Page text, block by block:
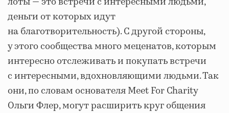
деньги от которых идут
на благотворительность). С другой стороны,
у этого сообщества много меценатов, которым
интересно отслеживать и покупать встречи
с интересными, вдохновляющими людьми. Так
они, по словам основателя Meet For Charity
Ольги Флер, могут расширить круг общения